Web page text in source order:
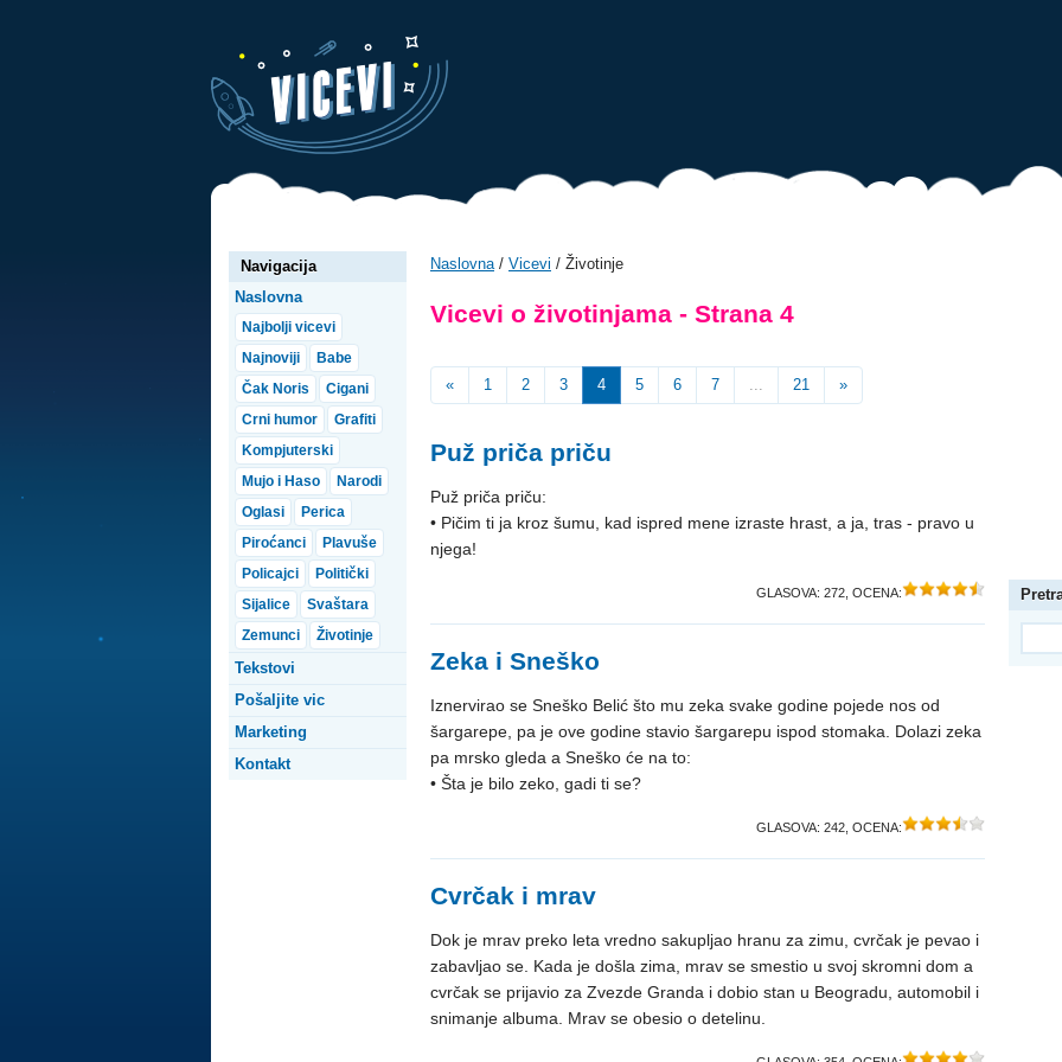
Naslovna/ Vicevi / Životinje
Vicevi o životinjama - Strana 4
« 1 2 3 4 5 6 7 ... 21 »
Puž priča priču
Puž priča priču:
• Pičim ti ja kroz šumu, kad ispred mene izraste hrast, a ja, tras - pravo u
njega!
GLASOVA: 272 , OCENA:
Zeka i Sneško
Iznervirao se Sneško Belić što mu zeka svake godine pojede nos od
šargarepe, pa je ove godine stavio šargarepu ispod stomaka. Dolazi zeka
pa mrsko gleda a Sneško će na to:
• Šta je bilo zeko, gadi ti se?
GLASOVA: 242 , OCENA:
Cvrčak i mrav
Dok je mrav preko leta vredno sakupljao hranu za zimu, cvrčak je pevao i
zabavljao se. Kada je došla zima, mrav se smestio u svoj skromni dom a
cvrčak se prijavio za Zvezde Granda i dobio stan u Beogradu, automobil i
snimanje albuma. Mrav se obesio o detelinu.
Navigacija
Naslovna
Najbolji vicevi
Najnoviji
Babe
Čak Noris
Cigani
Crni humor
Grafiti
Kompjuterski
Mujo i Haso
Narodi
Oglasi
Perica
Piroćanci
Plavuše
Policajci
Politički
Sijalice
Svaštara
Zemunci
Životinje
Tekstovi
Pošaljite vic
Marketing
Kontakt